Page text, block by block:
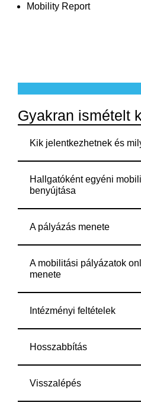
Mobility Report
Gyakran ismételt
Kik jelentkezhetnek és
Hallgatóként egyéni
benyújtása
A pályázás menete
A mobilitási pályázatok
menete
Intézményi feltételek
Hosszabbítás
Visszalépés